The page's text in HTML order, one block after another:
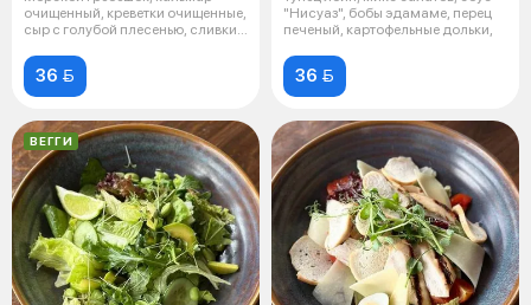
очищенный, креветки очищенные,
сыр с голубой плесенью, сливки,
36 
"Нисуаз", бобы эдамаме, перец
печеный, картофельные дольки,
36 
ВЕГГИ